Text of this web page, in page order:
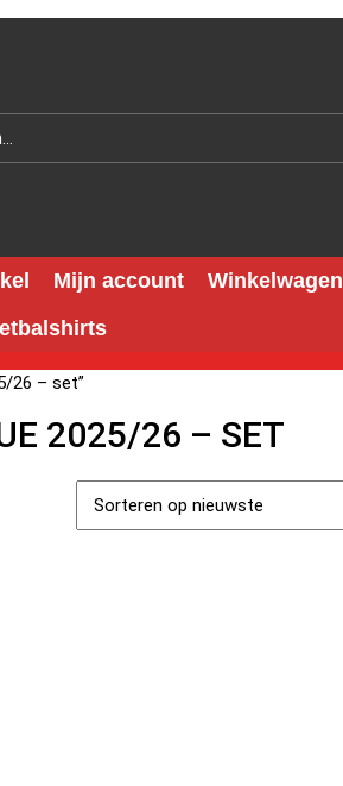
Mijn account Winkelwagen
26 – set”
2025/26 – SET